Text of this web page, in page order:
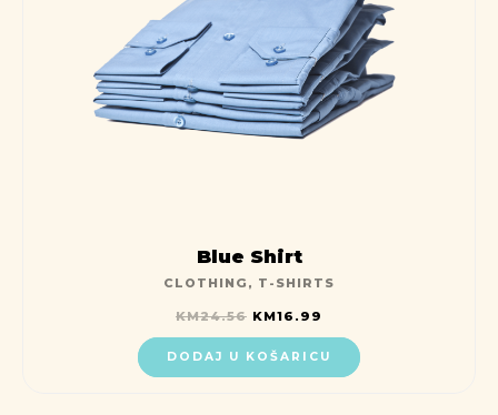
Blue Shirt
CLOTHING , T-SHIRTS
KM24.56 KM16.99
DODAJ U KOŠARICU